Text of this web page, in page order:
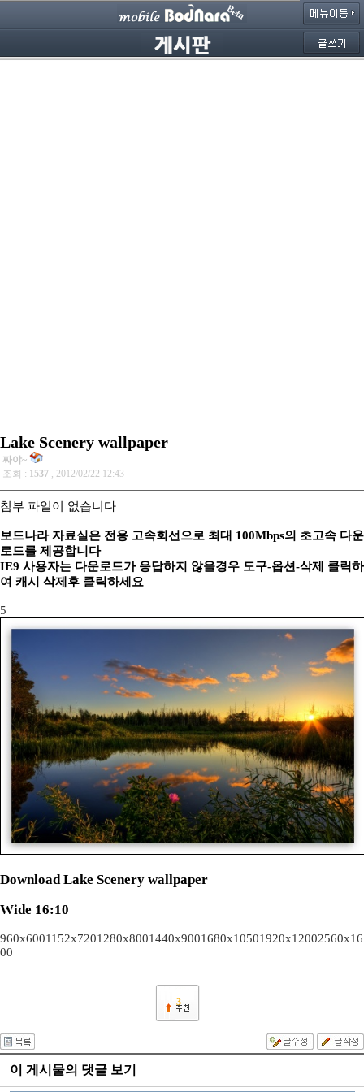
Lake Scenery wallpaper
짜야~
조회 : 1537 , 2012/02/22 12:43
첨부 파일이 없습니다
보드나라 자료실은 전용 고속회선으로 최대 100Mbps의 초고속 다운
로드를 제공합니다
IE9 사용자는 다운로드가 응답하지 않을경우 도구-옵션-삭제 클릭하
여 캐시 삭제후 클릭하세요
5
Download Lake Scenery wallpaper
Wide 16:10
960x6001152x7201280x8001440x9001680x10501920x12002560x16
00
3
이 게시물의 댓글 보기